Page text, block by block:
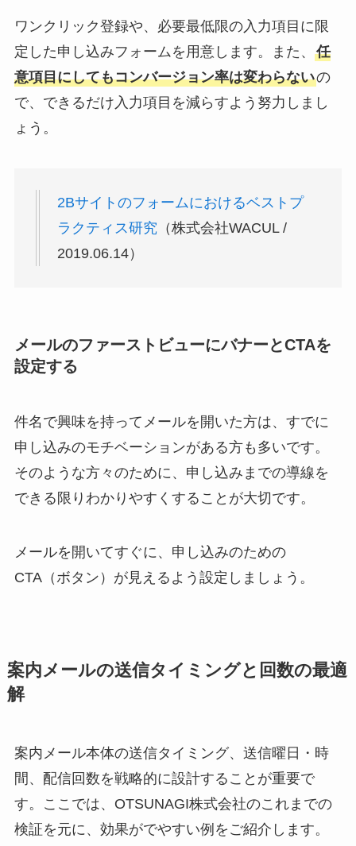
ワンクリック登録や、必要最低限の入力項目に限
定した申し込みフォームを用意します。また、 任
意項目にしてもコンバージョン率は変わらないの
で、できるだけ入力項目を減らすよう努力しまし
ょう。
2Bサイトのフォームにおけるベストプ
ラクティス研究 （株式会社WACUL /
2019.06.14）
メールのファーストビューにバナーとCTAを
設定する
件名で興味を持ってメールを開いた方は、すでに
申し込みのモチベーションがある方も多いです。
そのような方々のために、申し込みまでの導線を
できる限りわかりやすくすることが大切です。
メールを開いてすぐに、申し込みのための
CTA（ボタン）が見えるよう設定しましょう。
案内メールの送信タイミングと回数の最適
解
案内メール本体の送信タイミング、送信曜日・時
間、配信回数を戦略的に設計することが重要で
す。ここでは、OTSUNAGI株式会社のこれまでの
検証を元に、効果がでやすい例をご紹介します。